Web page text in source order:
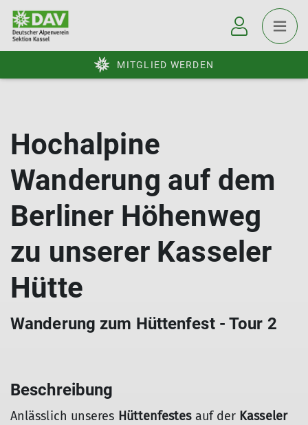
MITGLIED WERDEN
Hochalpine
Wanderung auf dem
Berliner Höhenweg
zu unserer Kasseler
Hütte
Wanderung zum Hüttenfest - Tour 2
Beschreibung
Anlässlich unseres Hüttenfestesauf der Kasseler